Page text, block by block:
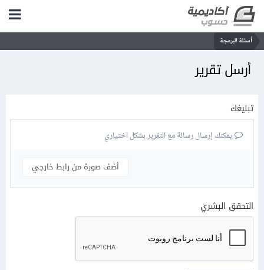
أسئلة البرمجة
أرسل تقرير
تبليغك
يمكنك إرسال رسالة مع التقرير بشكل اختياري
أضف صورة من رابط خارجي
التحقق البشري